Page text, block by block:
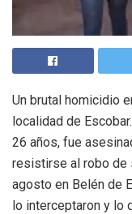
Un brutal homicidio
localidad de
26 años, fue
resistirse al robo de
agosto en Belén de
lo interceptaron y lo